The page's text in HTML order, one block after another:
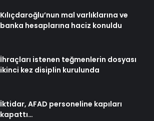
Kılıçdaroğlu’nun mal varlıklarına ve
banka hesaplarına haciz konuldu
İhraçları istenen teğmenlerin dosyası
ikinci kez disiplin kurulunda
İktidar, AFAD personeline kapıları
kapattı…